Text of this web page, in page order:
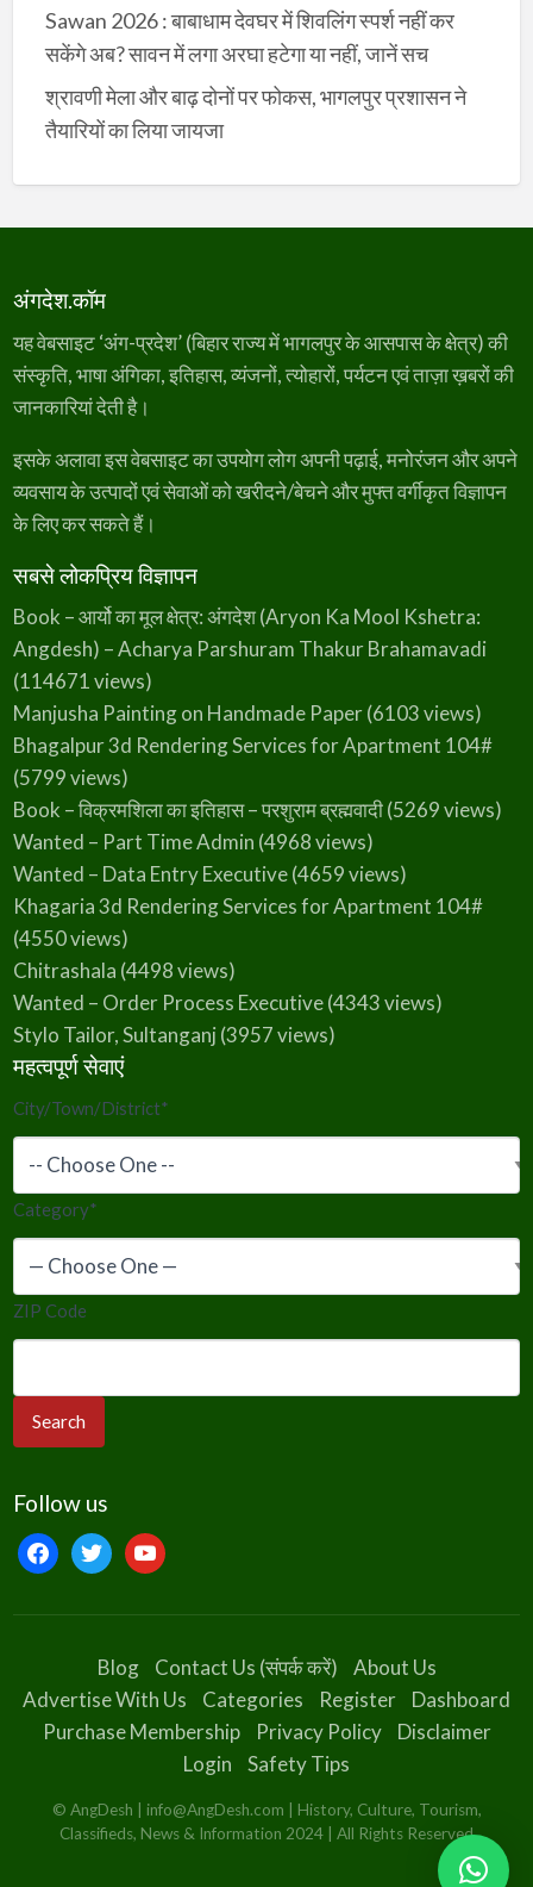
Sawan 2026 : बाबाधाम देवघर में शिवलिंग स्पर्श नहीं कर
सकेंगे अब? सावन में लगा अरघा हटेगा या नहीं, जानें सच
श्रावणी मेला और बाढ़ दोनों पर फोकस, भागलपुर प्रशासन ने
तैयारियों का लिया जायजा
अंगदेश.कॉम
यह वेबसाइट ‘अंग-प्रदेश’ (बिहार राज्य में भागलपुर के आसपास के क्षेत्र) की
संस्कृति, भाषा अंगिका, इतिहास, व्यंजनों, त्योहारों, पर्यटन एवं ताज़ा ख़बरों की
जानकारियां देती है।
इसके अलावा इस वेबसाइट का उपयोग लोग अपनी पढ़ाई, मनोरंजन और अपने
व्यवसाय के उत्पादों एवं सेवाओं को खरीदने/बेचने और मुफ्त वर्गीकृत विज्ञापन
के लिए कर सकते हैं।
सबसे लोकप्रिय विज्ञापन
Book – आर्यो का मूल क्षेत्र: अंगदेश (Aryon Ka Mool Kshetra:
Angdesh) – Acharya Parshuram Thakur Brahamavadi
(114671 views)
Manjusha Painting on Handmade Paper(6103 views)
Bhagalpur 3d Rendering Services for Apartment 104#
(5799 views)
Book – विक्रमशिला का इतिहास – परशुराम ब्रह्मवादी(5269 views)
Wanted – Part Time Admin (4968 views)
Wanted – Data Entry Executive(4659 views)
Khagaria 3d Rendering Services for Apartment 104#
(4550 views)
Chitrashala (4498 views)
Wanted – Order Process Executive(4343 views)
Stylo Tailor, Sultanganj (3957 views)
महत्वपूर्ण सेवाएं
City/Town/District*
Category*
ZIP Code
Follow us
facebooktwitteryoutube
Blog Contact Us (संपर्क करें)
About Us
Advertise With Us
Categories Register
Dashboard
Purchase Membership
Privacy Policy
Disclaimer
Login
Safety Tips
© AngDesh | info@AngDesh.com | History, Culture, Tourism,
Classifieds, News & Information 2024 | All Rights Reserved